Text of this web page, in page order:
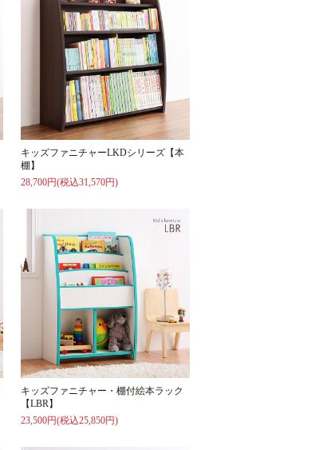
キッズファニチャーLKDシリーズ【本
棚】
28,700円(税込31,570円)
キッズファニチャー・棚付絵本ラック
【LBR】
23,500円(税込25,850円)